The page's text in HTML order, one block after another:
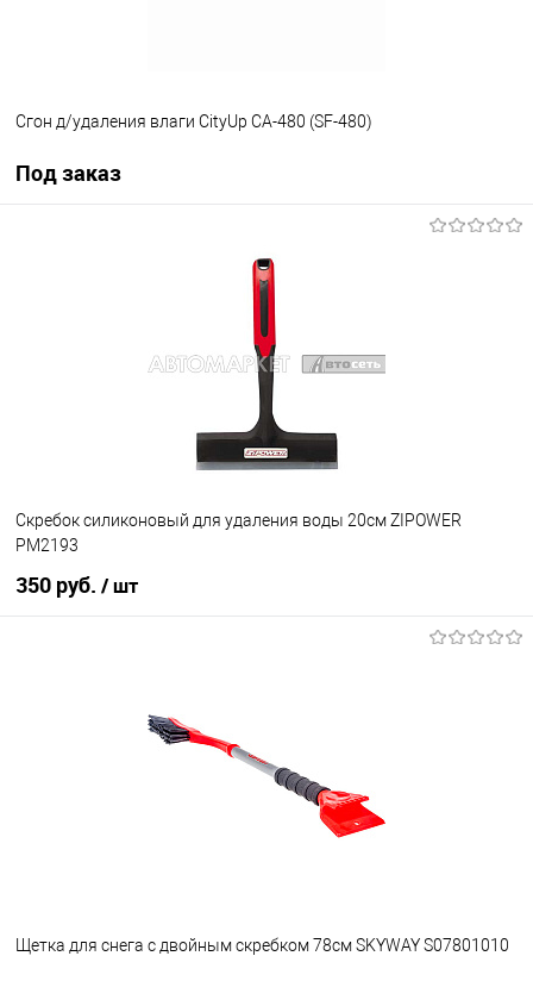
Сгон д/удаления влаги CityUp CA-480 (SF-480)
Под заказ
Скребок силиконовый для удаления воды 20см ZIPOWER
PM2193
350 руб. / шт
Щетка для снега с двойным скребком 78см SKYWAY S07801010